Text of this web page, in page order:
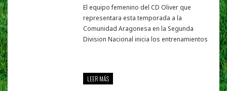
El equipo femenino del CD Oliver que
representara esta temporada a la
Comunidad Aragonesa en la Segunda
Division Nacional inicia los entrenamientos
LEER MÁS